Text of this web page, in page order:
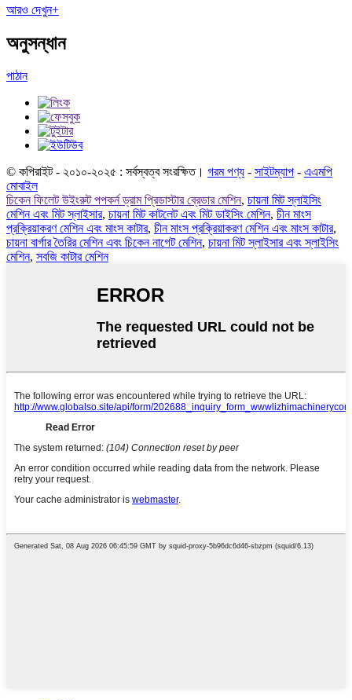
আরও দেখুন+
অনুসন্ধান
পাঠান
© কপিরাইট - ২০১০-২০২৫ : সর্বস্বত্ব সংরক্ষিত। গরম পণ্য - সাইটম্যাপ - এএমপি
মোবাইল
চিকেন ফিলেট উইংরুট পপকর্ন ড্রাম প্রিডাস্টার ব্রেডার মেশিন, চায়না মিট স্লাইসিং
মেশিন এবং মিট স্লাইসার, চায়না মিট কাটলেট এবং মিট ডাইসিং মেশিন, চীন মাংস
প্রক্রিয়াকরণ মেশিন এবং মাংস কাটার, চীন মাংস প্রক্রিয়াকরণ মেশিন এবং মাংস কাটার,
চায়না বার্গার তৈরির মেশিন এবং চিকেন নাগেট মেশিন, চায়না মিট স্লাইসার এবং স্লাইসিং
মেশিন, সবজি কাটার মেশিন